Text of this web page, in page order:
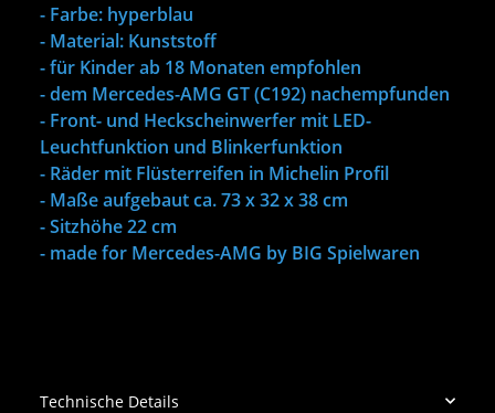
- Farbe: hyperblau
- Material: Kunststoff
- für Kinder ab 18 Monaten empfohlen
- dem Mercedes-AMG GT (C192) nachempfunden
- Front- und Heckscheinwerfer mit LED-
Leuchtfunktion und Blinkerfunktion
- Räder mit Flüsterreifen in Michelin Profil
- Maße aufgebaut ca. 73 x 32 x 38 cm
- Sitzhöhe 22 cm
- made for Mercedes-AMG by BIG Spielwaren
Technische Details